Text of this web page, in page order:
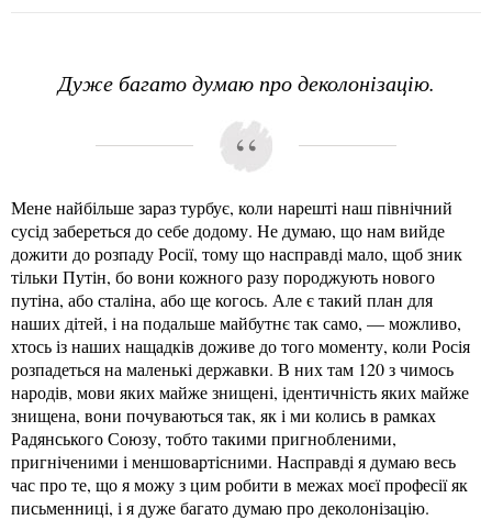
Дуже багато думаю про деколонізацію.
Мене найбільше зараз турбує, коли нарешті наш північний
сусід забереться до себе додому. Не думаю, що нам вийде
дожити до розпаду Росії, тому що насправді мало, щоб зник
тільки Путін, бо вони кожного разу породжують нового
путіна, або сталіна, або ще когось. Але є такий план для
наших дітей, і на подальше майбутнє так само, — можливо,
хтось із наших нащадків доживе до того моменту, коли Росія
розпадеться на маленькі державки. В них там 120 з чимось
народів, мови яких майже знищені, ідентичність яких майже
знищена, вони почуваються так, як і ми колись в рамках
Радянського Союзу, тобто такими пригнобленими,
пригніченими і меншовартісними. Насправді я думаю весь
час про те, що я можу з цим робити в межах моєї професії як
письменниці, і я дуже багато думаю про деколонізацію.